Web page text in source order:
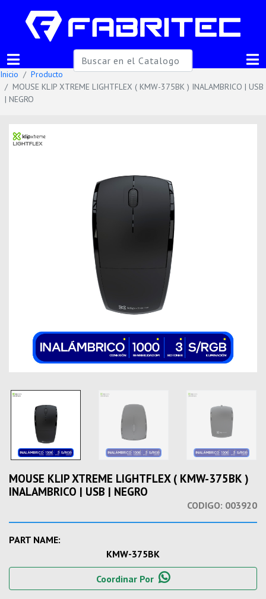
Inicio
Producto
MOUSE KLIP XTREME LIGHTFLEX ( KMW-375BK ) INALAMBRICO | USB
| NEGRO
MOUSE KLIP XTREME LIGHTFLEX ( KMW-375BK )
INALAMBRICO | USB | NEGRO
CODIGO: 003920
PART NAME:
KMW-375BK
Coordinar Por